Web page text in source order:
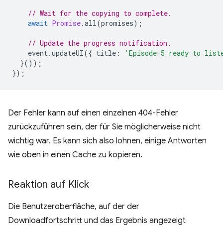
// Wait for the copying to complete.
await Promise.all(promises);
// Update the progress notification.
event.updateUI({ title :
'Episode 5 ready to
}());
});
Der Fehler kann auf einen einzelnen 404-Fehler
zurückzuführen sein, der für Sie möglicherweise nicht
wichtig war. Es kann sich also lohnen, einige Antworten
wie oben in einen Cache zu kopieren.
Reaktion auf Klick
Die Benutzeroberfläche, auf der der
Downloadfortschritt und das Ergebnis angezeigt